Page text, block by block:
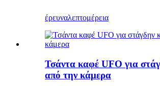
έρευναλεπτομέρεια
Τσάντα καφέ UFO για
από την κάμερα